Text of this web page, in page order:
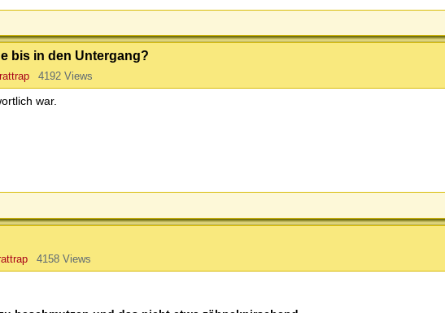
bis in den Untergang?
4192 Views
war.
4158 Views